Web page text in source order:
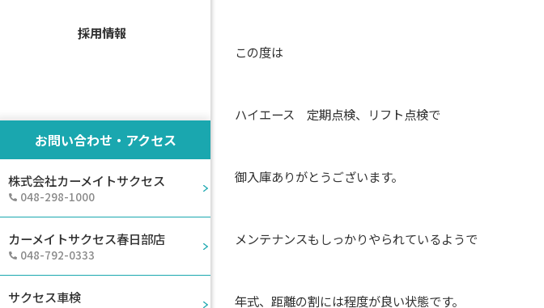
採用情報
お問い合わせ・アクセス
株式会社カーメイトサクセス
048-298-1000
カーメイトサクセス春日部店
048-792-0333
サクセス車検
この度は
ハイエース 定期点検、リフト点検で
御入庫ありがとうございます。
メンテナンスもしっかりやられているようで
年式、距離の割には程度が良い状態です。